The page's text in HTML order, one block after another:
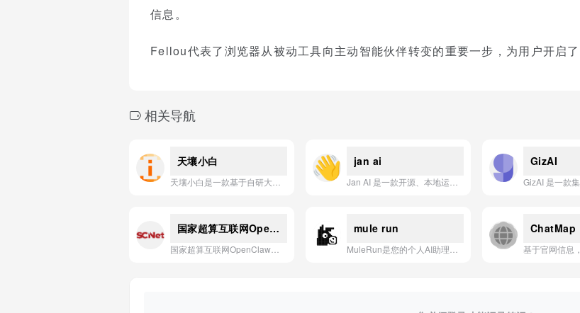
信息。
Fellou代表了浏览器从被动工具向主动智能伙伴转变的重要一步，为用户开启了
相关导航
天壤小白 jan ai GizAI
国家超算互联网OpenClaw mule run ChatMap